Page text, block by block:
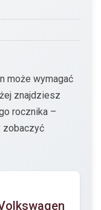
może wymagać
znajdziesz
rocznika –
zobaczyć